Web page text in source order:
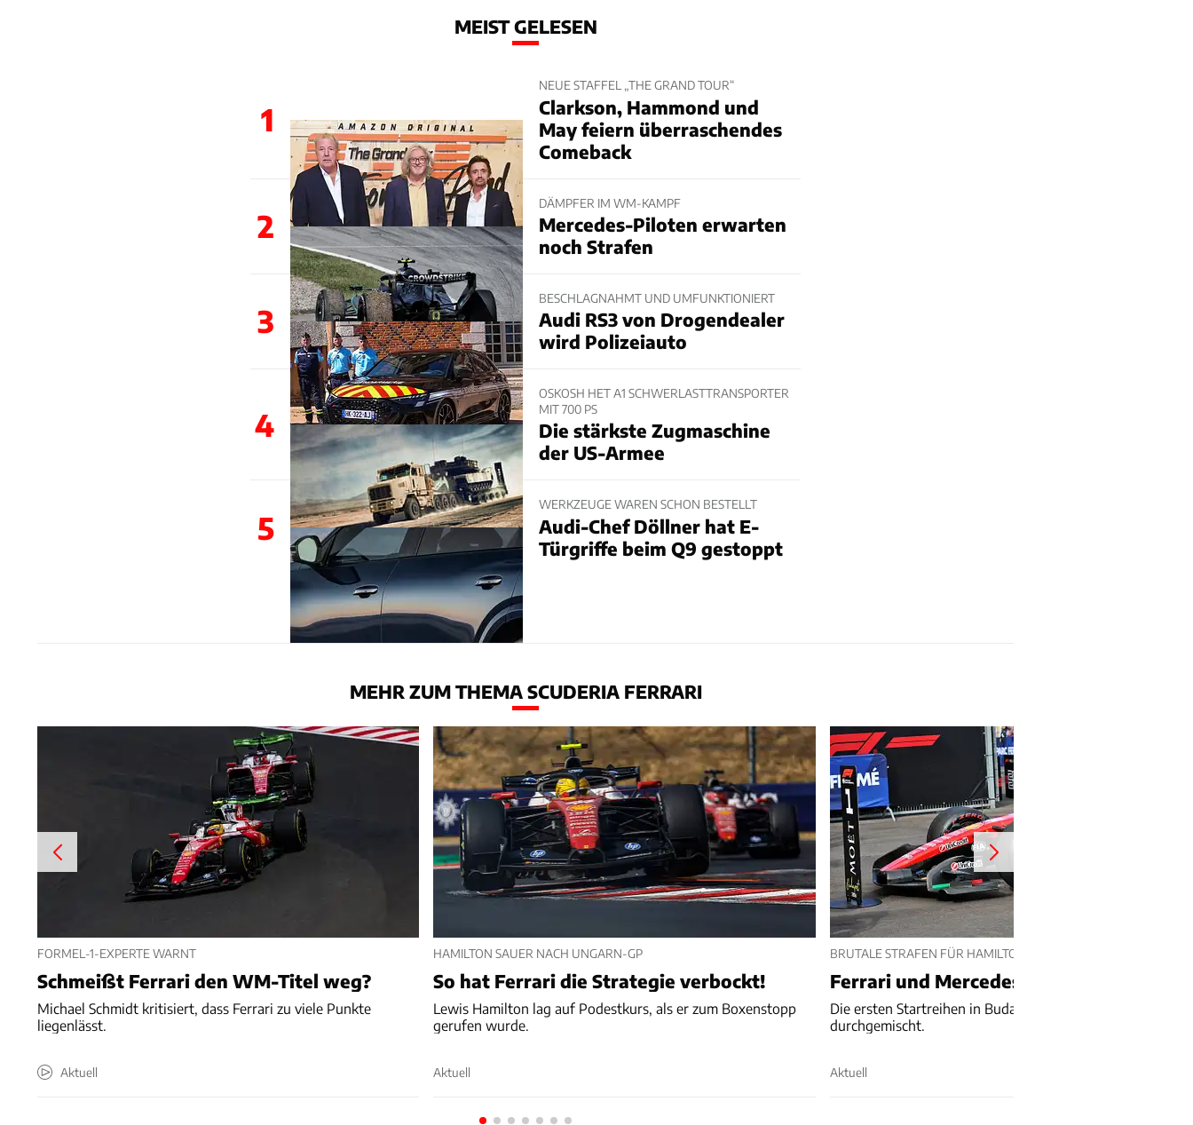
MEIST GELESEN
1
NEUE STAFFEL „THE GRAND TOUR“
Clarkson, Hammond und
May feiern überraschendes
Comeback
2
DÄMPFER IM WM-KAMPF
Mercedes-Piloten erwarten
noch Strafen
3
BESCHLAGNAHMT UND UMFUNKTIONIERT
Audi RS3 von Drogendealer
wird Polizeiauto
4
OSKOSH HET A1 SCHWERLASTTRANSPORTER
MIT 700 PS
Die stärkste Zugmaschine
der US-Armee
5
WERKZEUGE WAREN SCHON BESTELLT
Audi-Chef Döllner hat E-
Türgriffe beim Q9 gestoppt
MEHR ZUM THEMA SCUDERIA FERRARI
FORMEL-1-EXPERTE WARNT
Schmeißt Ferrari den WM-Titel weg?
Michael Schmidt kritisiert, dass Ferrari zu viele Punkte
liegenlässt.
Aktuell
HAMILTON SAUER NACH UNGARN-GP
So hat Ferrari die Strategie verbockt!
Lewis Hamilton lag auf Podestkurs, als er zum Boxenstopp
gerufen wurde.
Aktuell
BRUTALE STRAFEN FÜR HAMILTON UND ANTONELLI
Ferrari und Mercedes verlieren
Die ersten Startreihen in Budapest werden noch einmal
durchgemischt.
Aktuell